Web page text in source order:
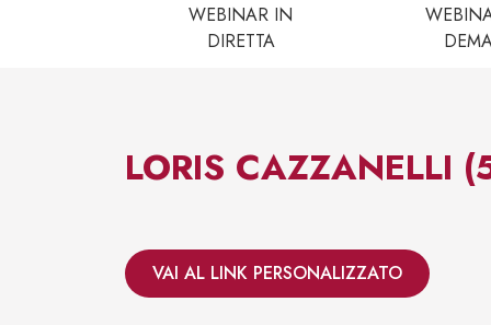
WEBINAR IN
DIRETTA
LORIS
VAI AL LINK PERSONALIZZATO